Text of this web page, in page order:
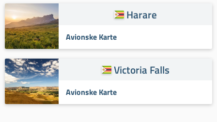
Harare
Avionske Karte
Victoria Falls
Avionske Karte